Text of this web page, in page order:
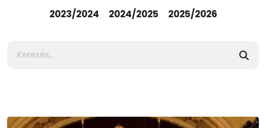
2023/2024
2024/2025 2025/2026